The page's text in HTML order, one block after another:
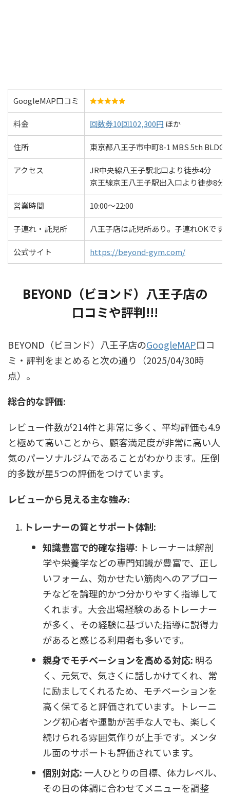
GoogleMAP口コミ
料金 回数券10回102,300円 ほか
住所 東京都八王子市中町8-1 MBS 5th BLDG
アクセス
JR中央線八王子駅北口より徒歩4分
京王線京王八王子駅出入口より徒歩8分
営業時間 10:00〜22:00
子連れ・託児所 八王子店は託児所あり。子連れOKです
公式サイト https://beyond-gym.com/
BEYOND（ビヨンド）八王子店の
口コミや評判!!!
BEYOND（ビヨンド）八王子店のGoogleMAP口コ
ミ・評判をまとめると次の通り（2025/04/30時
点）。
総合的な評価:
レビュー件数が214件と非常に多く、平均評価も4.9
と極めて高いことから、顧客満足度が非常に高い人
気のパーソナルジムであることがわかります。圧倒
的多数が星5つの評価をつけています。
レビューから見える主な強み:
トレーナーの質とサポート体制:
知識豊富で的確な指導: トレーナーは解剖
学や栄養学などの専門知識が豊富で、正し
いフォーム、効かせたい筋肉へのアプロー
チなどを論理的かつ分かりやすく指導して
くれます。大会出場経験のあるトレーナー
が多く、その経験に基づいた指導に説得力
があると感じる利用者も多いです。
親身でモチベーションを高める対応: 明る
く、元気で、気さくに話しかけてくれ、常
に励ましてくれるため、モチベーションを
高く保てると評価されています。トレーニ
ング初心者や運動が苦手な人でも、楽しく
続けられる雰囲気作りが上手です。メンタ
ル面のサポートも評価されています。
個別対応:一人ひとりの目標、体力レベル、
その日の体調に合わせてメニューを調整